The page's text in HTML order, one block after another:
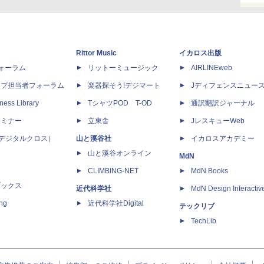
ーラム
担当者フォーラム
Library
ナー
ジタルクロス）
クス
Rittor Music
リットーミュージック
楽器探そう!デジマート
TシャツPOD T-OD
立東舎
山と溪谷社
山と溪谷オンライン
CLIMBING-NET
近代科学社
近代科学社Digital
イカロス出版
AIRLINEweb
Jディフェンスニュー
通訳翻訳ジャーナル
JレスキューWeb
イカロスアカデミー
MdN
MdN Books
MdN Design
テックリブ
TechLib